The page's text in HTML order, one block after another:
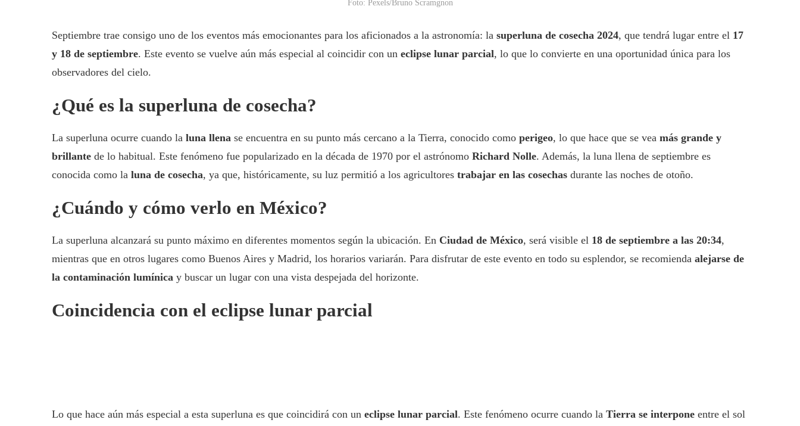
Foto: Pexels/Bruno Scramgnon
Septiembre trae consigo uno de los eventos más emocionantes para los aficionados a la astronomía: la superluna de cosecha 2024, que tendrá lugar entre el 17
y 18 de septiembre. Este evento se vuelve aún más especial al coincidir con un eclipse lunar parcial, lo que lo convierte en una oportunidad única para los
observadores del cielo.
¿Qué es la superluna de cosecha?
La superluna ocurre cuando la luna llena se encuentra en su punto más cercano a la Tierra, conocido como perigeo, lo que hace que se vea más grande y
brillante de lo habitual. Este fenómeno fue popularizado en la década de 1970 por el astrónomo Richard Nolle. Además, la luna llena de septiembre es
conocida como la luna de cosecha, ya que, históricamente, su luz permitió a los agricultores trabajar en las cosechas durante las noches de otoño.
¿Cuándo y cómo verlo en México?
La superluna alcanzará su punto máximo en diferentes momentos según la ubicación. En Ciudad de México, será visible el 18 de septiembre a las 20:34,
mientras que en otros lugares como Buenos Aires y Madrid, los horarios variarán. Para disfrutar de este evento en todo su esplendor, se recomienda alejarse de
la contaminación lumínica y buscar un lugar con una vista despejada del horizonte.
Coincidencia con el eclipse lunar parcial
Lo que hace aún más especial a esta superluna es que coincidirá con un eclipse lunar parcial. Este fenómeno ocurre cuando la Tierra se interpone entre el sol